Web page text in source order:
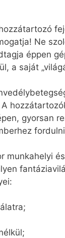
Ne
éppen
a saját
gyorsan